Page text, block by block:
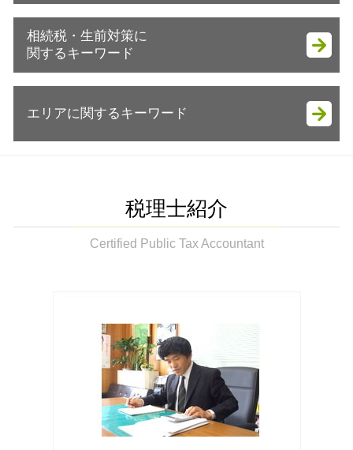
会社設立 必要書類
株式会社 資金調達
個人事業主 会社設立
会社設立後 税務署
会社設立 地方税 届出
確定申告 必要書類
確定申告 期間
税理士 記帳代行とは
銀行 税務相談 税理士法
確定申告 医療費控除
記帳代行 税理士
税務顧問 個人
確定申告
コスト削減 メリット
節税対策 法人 保険
税務調査 いつ
節税対策 法人化
税務調査 何年分
税務調査 どこまで調べる 法人
税務調査 時期 相続
赤字 法人税
法人税 中間納付
贈与申告書 書き方
個人投資家 節税方法
相続 節税方法 不動産
譲渡所得とは
譲渡所得とは 児童手当
申告が必要 所得
譲渡所得 地方税
贈与税 夫婦間
譲渡所得 ふるさと納税 限度額
譲渡所得税 控除
相続税 贈与申告
国税庁 贈与申告
譲渡所得 分離課税
相続税・生前対策に
関するキーワード
生前対策 節税
相続税対策 生命保険 おすすめ
遺言書作成
生前対策 種類
生前贈与 税率
相続税基礎控除 配偶者
生前対策 相続
遺言書作成 税理士
生前贈与 不動産 親子
エリアに関するキーワード
会社設立 市原市
法人 コスト削減 袖ケ浦市
生前対策 袖ケ浦市
相続税 木更津市
個人事業主 節税対策 袖ケ浦市
会社設立 木更津市
遺言書作成 木更津市
税務相談 木更津市
贈与申告 袖ケ浦市
法人 節税対策 袖ケ浦市
税理士紹介
Certified Public Tax Accountant